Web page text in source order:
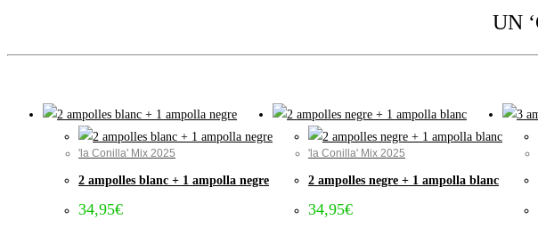
UN
'la Conilla' Mix 2025
2 ampolles blanc + 1 ampolla negre
34,95€
'la Conilla' Mix 2025
2 ampolles negre + 1 ampolla blanc
34,95€